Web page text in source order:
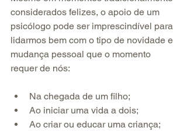
considerados felizes, o apoio de um
psicólogo pode ser imprescindível para
lidarmos bem com o tipo de novidade e
mudança pessoal que o momento
requer de nós:
Na chegada de um filho;
Ao iniciar uma vida a dois;
Ao criar ou educar uma criança;